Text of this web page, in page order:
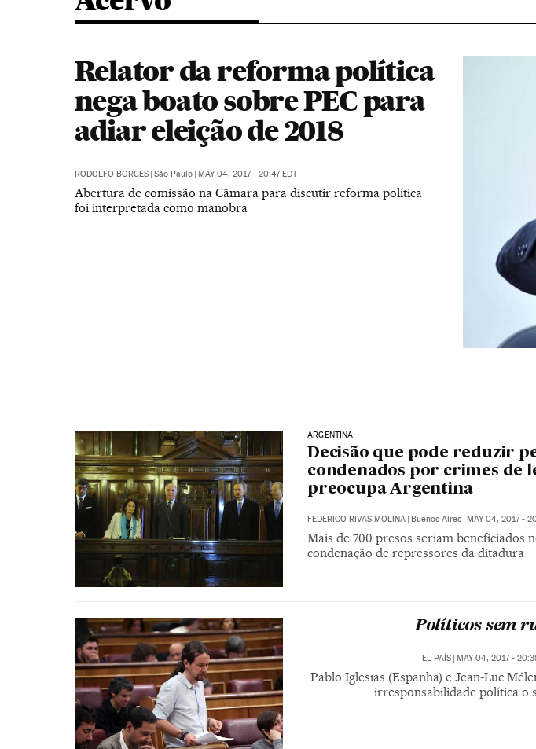
Relator da reforma política
nega boato sobre PEC para
adiar eleição de 2018
RODOLFO BORGES | São Paulo | MAY 04, 2017 - 20:47EDT
Abertura de comissão na Câmara para discutir reforma política
foi interpretada como manobra
ARGENTINA
Decisão que pode reduzir
condenados por crimes de
preocupa Argentina
FEDERICO RIVAS MOLINA | Buenos Aires | MAY 04, 2017 -
Mais de 700 presos seriam beneficiados
condenação de repressores da ditadura
Políticos sem
EL PAÍS MAY 04, 2017 -
Pablo Iglesias (Espanha) e Jean-Luc
irresponsabilidade política o